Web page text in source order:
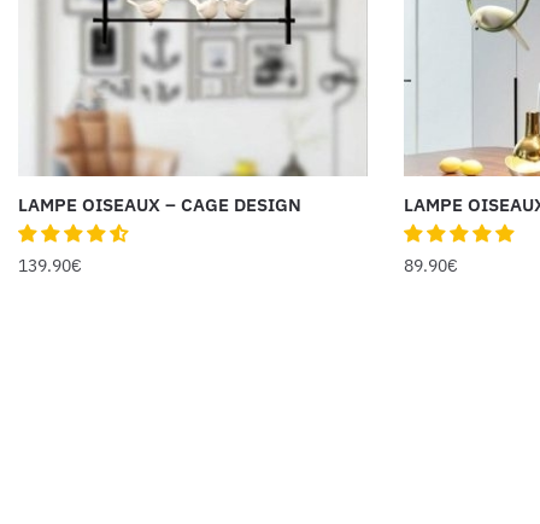
LAMPE OISEAUX – CAGE DESIGN
139.90€
LAMPE
89.90€